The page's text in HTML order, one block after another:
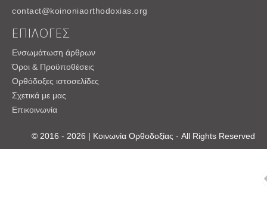
contact@koinoniaorthodoxias.org
ΕΠΙΛΟΓΕΣ
Ενσωμάτωση άρθρων
Όροι & Προϋποθέσεις
Ορθόδοξες ιστοσελίδες
Σχετικά με μας
Επικοινωνία
© 2016 - 2026 | Κοινωνία Ορθοδοξίας - All Rights Reserved